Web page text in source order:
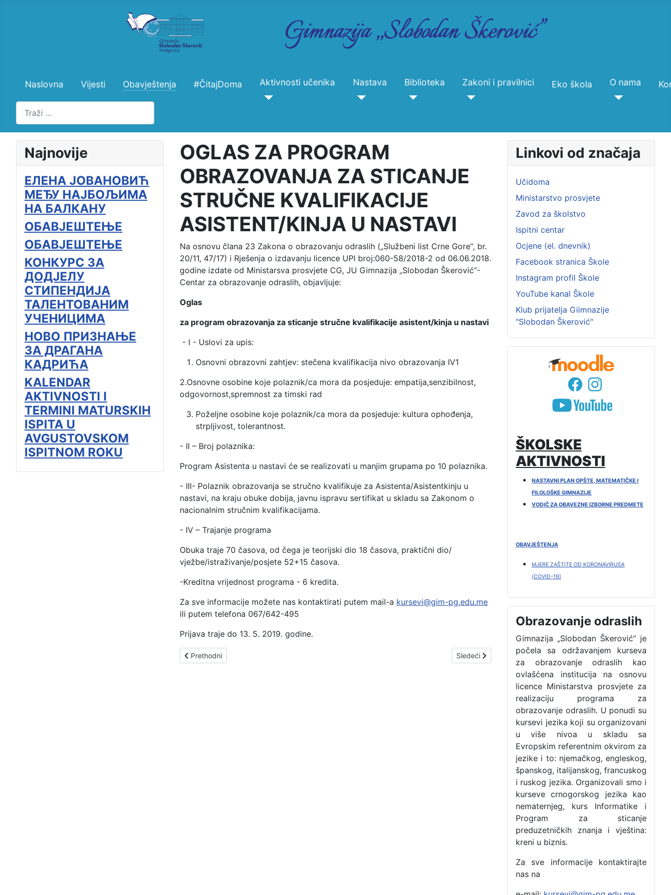
Naslovna Vijesti Obavještenja #ČitajDoma Aktivnosti učenika Nastava Biblioteka Zakoni i pravilnici Eko škola O nama
Pretraži
Najnovije
ЕЛЕНА ЈОВАНОВИЋ
МЕЂУ НАЈБОЉИМА
НА БАЛКАНУ
ОБАВЈЕШТЕЊЕ
ОБАВЈЕШТЕЊЕ
КОНКУРС ЗА
ДОДЈЕЛУ
СТИПЕНДИЈА
ТАЛЕНТОВАНИМ
УЧЕНИЦИМА
НОВО ПРИЗНАЊЕ
ЗА ДРАГАНА
КАДРИЋА
KALENDAR
AKTIVNOSTI I
TERMINI MATURSKIH
ISPITA U
AVGUSTOVSKOM
ISPITNOM ROKU
OGLAS ZA PROGRAM
OBRAZOVANJA ZA STICANJE
STRUČNE KVALIFIKACIJE
ASISTENT/KINJA U NASTAVI
Na osnovu člana 23 Zakona o obrazovanju odraslih („Službeni list Crne Gore“, br.
20/11, 47/17) i Rješenja o izdavanju licence UPI broj:060-58/2018-2 od 06.06.2018.
godine izdate od Ministarsva prosvjete CG, JU Gimnazija „Slobodan Škerović“-
Centar za obrazovanje odraslih, objavljuje:
Oglas
za program obrazovanja za sticanje stručne kvalifikacije asistent/kinja u nastavi
- I - Uslovi za upis:
Osnovni obrazovni zahtjev: stečena kvalifikacija nivo obrazovanja IV1
2.Osnovne osobine koje polaznik/ca mora da posjeduje: empatija,senzibilnost,
odgovornost,spremnost za timski rad
Poželjne osobine koje polaznik/ca mora da posjeduje: kultura ophođenja,
strpljivost, tolerantnost.
- II – Broj polaznika:
Program Asistenta u nastavi će se realizovati u manjim grupama po 10 polaznika.
- III- Polaznik obrazovanja se stručno kvalifikuje za Asistenta/Asistentkinju u
nastavi, na kraju obuke dobija, javnu ispravu sertifikat u skladu sa Zakonom o
nacionalnim stručnim kvalifikacijama.
- IV – Trajanje programa
Obuka traje 70 časova, od čega je teorijski dio 18 časova, praktični dio/
vježbe/istraživanje/posjete 52+15 časova.
-Kreditna vrijednost programa - 6 kredita.
Za sve informacije možete nas kontaktirati putem mail-a kursevi@gim-pg.edu.me
ili putem telefona 067/642-495
Prijava traje do 13. 5. 2019. godine.
Prethodni članak: Veče engleskog jezika
Prethodni Sledeći članak: DANILOVGRADATION
Sledeći
Linkovi od značaja
Učidoma
Ministarstvo prosvjete
Zavod za školstvo
Ispitni centar
Ocjene (el. dnevnik)
Facebook stranica Škole
Instagram profil Škole
YouTube kanal Škole
Klub prijatelja Giimnazije
"Slobodan Škerović"
ŠKOLSKE
AKTIVNOSTI
NASTAVNI PLAN OPŠTE, MATEMATIČKE I
FILOLOŠKE GIMNAZIJE
VODIČ ZA OBAVEZNE IZBORNE PREDMETE
OBAVJEŠTENJA
MJERE ZAŠTITE OD KORONAVIRUSA
(COVID-19)
Obrazovanje odraslih
Gimnazija „Slobodan Škerović“ je
počela sa održavanjem kurseva
za obrazovanje odraslih kao
ovlašćena institucija na osnovu
licence Ministarstva prosvjete za
realizaciju programa za
obrazovanje odraslih. U ponudi su
kursevi jezika koji su organizovani
u više nivoa u skladu sa
Evropskim referentnim okvirom za
jezike i to: njemačkog, engleskog,
španskog, italijanskog, francuskog
i ruskog jezika. Organizovali smo i
kurseve crnogorskog jezika kao
nematernjeg, kurs Informatike i
Program za sticanje
preduzetničkih znanja i vještina:
kreni u biznis.
Za sve informacije kontaktirajte
nas na